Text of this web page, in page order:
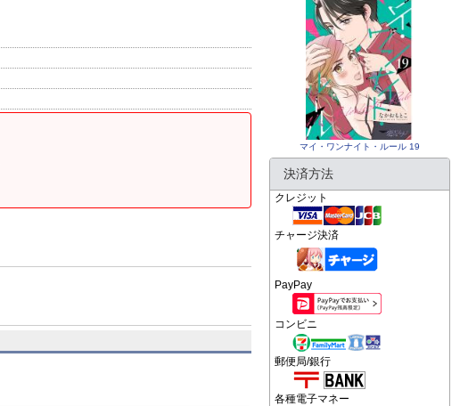
マイ・ワンナイト・ルール 19
決済方法
クレジット
チャージ決済
PayPay
コンビニ
郵便局/銀行
各種電子マネー